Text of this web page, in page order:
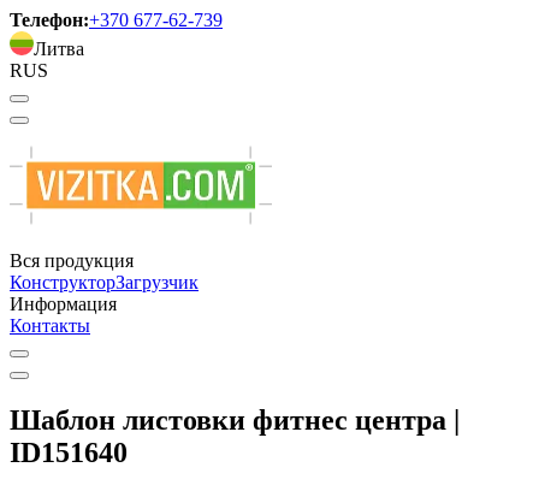
Телефон:+370 677-62-739
Литва
RUS
Вся продукция
КонструкторЗагрузчик
Информация
Контакты
Шаблон листовки фитнес центра |
ID151640